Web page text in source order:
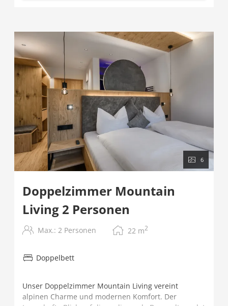
6
Doppelzimmer Mountain
Living 2 Personen
Max.: 2 Personen 22 m2
Doppelbett
Unser Doppelzimmer Mountain Living vereint
alpinen Charme und modernen Komfort. Der